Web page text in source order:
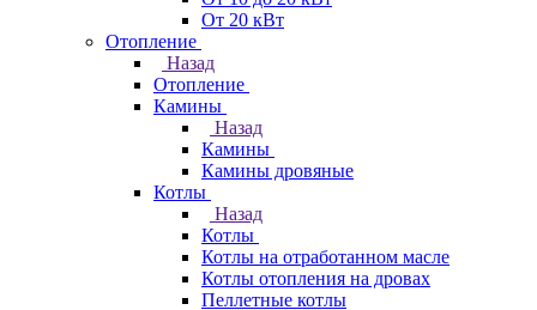
От 20 кВт
Отопление
Назад
Отопление
Камины
Назад
Камины
Камины дровяные
Котлы
Назад
Котлы
Котлы на отработанном масле
Котлы отопления на дровах
Пеллетные котлы